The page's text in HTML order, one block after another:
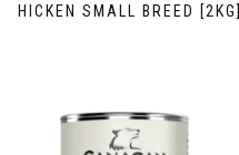
CHICKEN SMALL BREED [2KG]